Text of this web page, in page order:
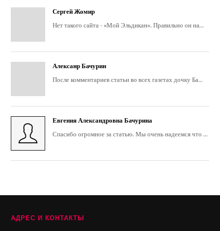
Сергей Жомир
Нет такого сайта - «Мой Эльдикан». Правильно он на...
Алексанр Бачурин
После комментариев статьи во всех газетах дочку Ба...
Евгения Александровна Бачурина
Спасибо огромное за статью. Мы очень надеемся что ...
АДРЕС И КОНТАКТЫ